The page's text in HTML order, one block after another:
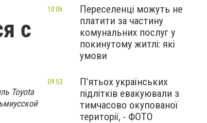
с
Toyota
Переселенці можуть не
платити за частину
комунальних послуг у
покинутому житлі: які
умови
10:06
П’ятьох українських
підлітків евакуювали з
тимчасово окупованої
території, - ФОТО
09:53